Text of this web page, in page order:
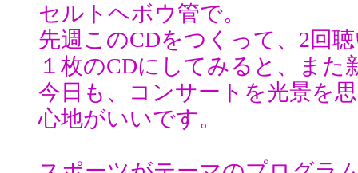
セルトヘボウ管で。
先週このCDをつくって、2回
１枚のCDにしてみると、ま
今日も、コンサートを光景を
心地がいいです。